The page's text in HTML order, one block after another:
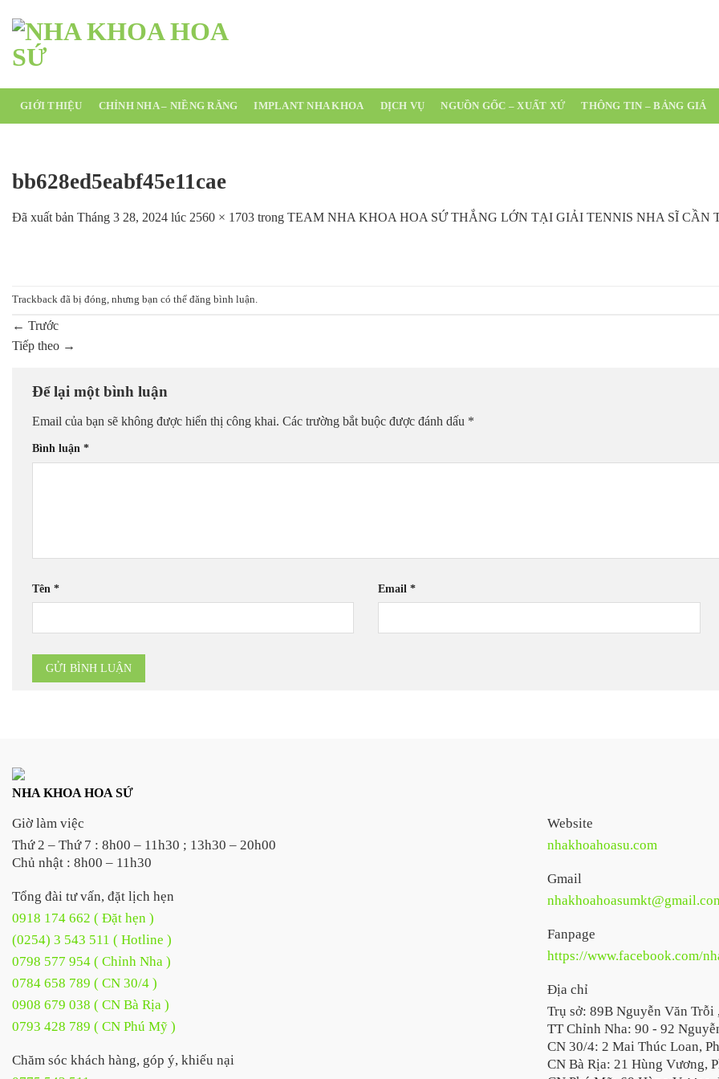
đến
nội
dung
GIỚI THIỆU CHỈNH NHA – NIỀNG RĂNG IMPLANT NHA KHOA DỊCH VỤ NGUỒN GỐC – XUẤT XỨ THÔNG TIN – BẢNG GIÁ
bb628ed5eabf45e11cae
Đã xuất bản Tháng 3 28, 2024 lúc 2560 × 1703 trong TEAM NHA KHOA HOA SỨ THẮNG LỚN TẠI GIẢI TENNIS NHA SĨ CẦN
Trackback đã bị đóng, nhưng bạn có thể đăng bình luận.
← Trước
Tiếp theo →
Để lại một bình luận
Email của bạn sẽ không được hiển thị công khai. Các trường bắt buộc được đánh dấu *
Bình luận *
Tên * Email*
NHA KHOA HOA SỨ
Giờ làm việc
Thứ 2 – Thứ 7 : 8h00 – 11h30 ; 13h30 – 20h00
Chủ nhật : 8h00 – 11h30
Tổng đài tư vấn, đặt lịch hẹn
0918 174 662 ( Đặt hẹn )
(0254) 3 543 511 ( Hotline )
0798 577 954 ( Chỉnh Nha )
0784 658 789 ( CN 30/4 )
0908 679 038 ( CN Bà Rịa )
0793 428 789 ( CN Phú Mỹ )
Chăm sóc khách hàng, góp ý, khiếu nại
Website
nhakhoahoasu.com
Gmail
Fanpage
https://www.facebook.com/
Địa chỉ
Trụ sở: 89B Nguyễn Văn Trỗi
TT Chỉnh Nha: 90 - 92
CN 30/4: 2 Mai Thúc Loan,
CN Bà Rịa: 21 Hùng Vương,